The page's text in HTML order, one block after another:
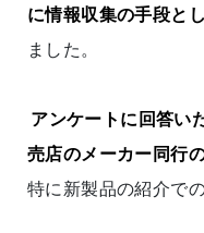
に情報収集の手段と
ました。
アンケートに回答い
売店のメーカー同行
特に新製品の紹介で